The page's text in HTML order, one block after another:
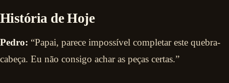
História de Hoje
Pedro: “Papai, parece impossível completar este quebra-
cabeça. Eu não consigo achar as peças certas.”